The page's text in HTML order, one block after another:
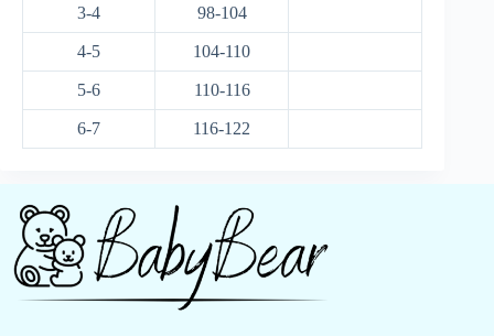
3-4 98-104
4-5 104-110
5-6 110-116
6-7 116-122